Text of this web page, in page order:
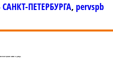
ПЕТЕРБУРГА, pervspb
гонок пришел шквал и дождь.